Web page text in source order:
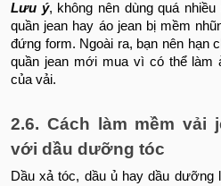
Lưu ý, không nên dùng quá
quần jean hay áo jean bị mềm
đứng form. Ngoài ra, bạn nên hạn
quần jean mới mua vì có thể làm
của vải.
2.6. Cách làm mềm vải
với dầu dưỡng tóc
Dầu xả tóc, dầu ủ hay dầu dưỡng